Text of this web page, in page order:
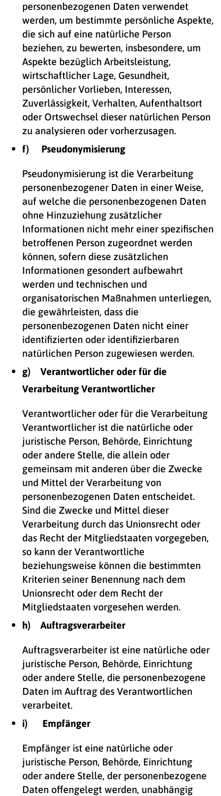
personenbezogenen Daten verwendet
werden, um bestimmte persönliche Aspekte,
die sich auf eine natürliche Person
beziehen, zu bewerten, insbesondere, um
Aspekte bezüglich Arbeitsleistung,
wirtschaftlicher Lage, Gesundheit,
persönlicher Vorlieben, Interessen,
Zuverlässigkeit, Verhalten, Aufenthaltsort
oder Ortswechsel dieser natürlichen Person
zu analysieren oder vorherzusagen.
f) Pseudonymisierung
Pseudonymisierung ist die Verarbeitung
personenbezogener Daten in einer Weise,
auf welche die personenbezogenen Daten
ohne Hinzuziehung zusätzlicher
Informationen nicht mehr einer spezifischen
betroffenen Person zugeordnet werden
können, sofern diese zusätzlichen
Informationen gesondert aufbewahrt
werden und technischen und
organisatorischen Maßnahmen unterliegen,
die gewährleisten, dass die
personenbezogenen Daten nicht einer
identifizierten oder identifizierbaren
natürlichen Person zugewiesen werden.
g) Verantwortlicher oder für die
Verarbeitung Verantwortlicher
Verantwortlicher oder für die Verarbeitung
Verantwortlicher ist die natürliche oder
juristische Person, Behörde, Einrichtung
oder andere Stelle, die allein oder
gemeinsam mit anderen über die Zwecke
und Mittel der Verarbeitung von
personenbezogenen Daten entscheidet.
Sind die Zwecke und Mittel dieser
Verarbeitung durch das Unionsrecht oder
das Recht der Mitgliedstaaten vorgegeben,
so kann der Verantwortliche
beziehungsweise können die bestimmten
Kriterien seiner Benennung nach dem
Unionsrecht oder dem Recht der
Mitgliedstaaten vorgesehen werden.
h) Auftragsverarbeiter
Auftragsverarbeiter ist eine natürliche oder
juristische Person, Behörde, Einrichtung
oder andere Stelle, die personenbezogene
Daten im Auftrag des Verantwortlichen
verarbeitet.
i) Empfänger
Empfänger ist eine natürliche oder
juristische Person, Behörde, Einrichtung
oder andere Stelle, der personenbezogene
Daten offengelegt werden, unabhängig